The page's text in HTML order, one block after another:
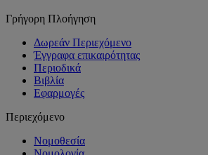
Γρήγορη Πλοήγηση
Δωρεάν Περιεχόμενο
Έγγραφα επικαιρότητας
Περιοδικά
Βιβλία
Εφαρμογές
Περιεχόμενο
Νομοθεσία